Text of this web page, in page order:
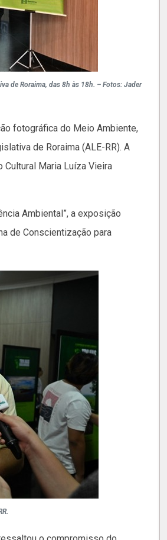
de Roraima, das 8h às 18h. – Fotos: Jader
fotográfica do Meio Ambiente,
de Roraima (ALE-RR). A
Cultural Maria Luíza Vieira
Ambiental”, a exposição
de Conscientização para